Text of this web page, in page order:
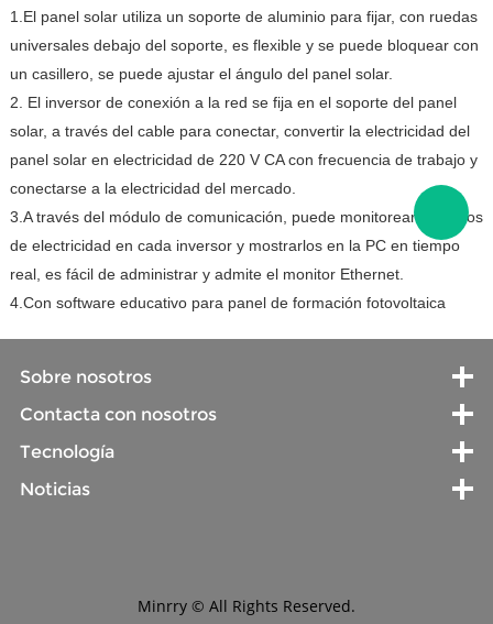
1.El panel solar utiliza un soporte de aluminio para fijar, con ruedas
universales debajo del soporte, es flexible y se puede bloquear con
un casillero, se puede ajustar el ángulo del panel solar.
2. El inversor de conexión a la red se fija en el soporte del panel
solar, a través del cable para conectar, convertir la electricidad del
panel solar en electricidad de 220 V CA con frecuencia de trabajo y
conectarse a la electricidad del mercado.
3.A través del módulo de comunicación, puede monitorear los datos
de electricidad en cada inversor y mostrarlos en la PC en tiempo
real, es fácil de administrar y admite el monitor Ethernet.
4.Con software educativo para panel de formación fotovoltaica
Sobre nosotros
Contacta con nosotros
Tecnología
Noticias
Minrry © All Rights Reserved.